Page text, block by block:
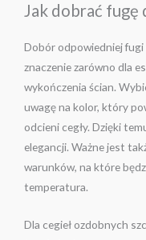
Jak dobrać fugę
Dobór odpowiedniej fugi
znaczenie zarówno dla
wykończenia ścian.
uwagę na kolor, który
odcieni cegły. Dzięki
elegancji. Ważne jest
warunków, na które
temperatura.
Dla cegieł ozdobnych